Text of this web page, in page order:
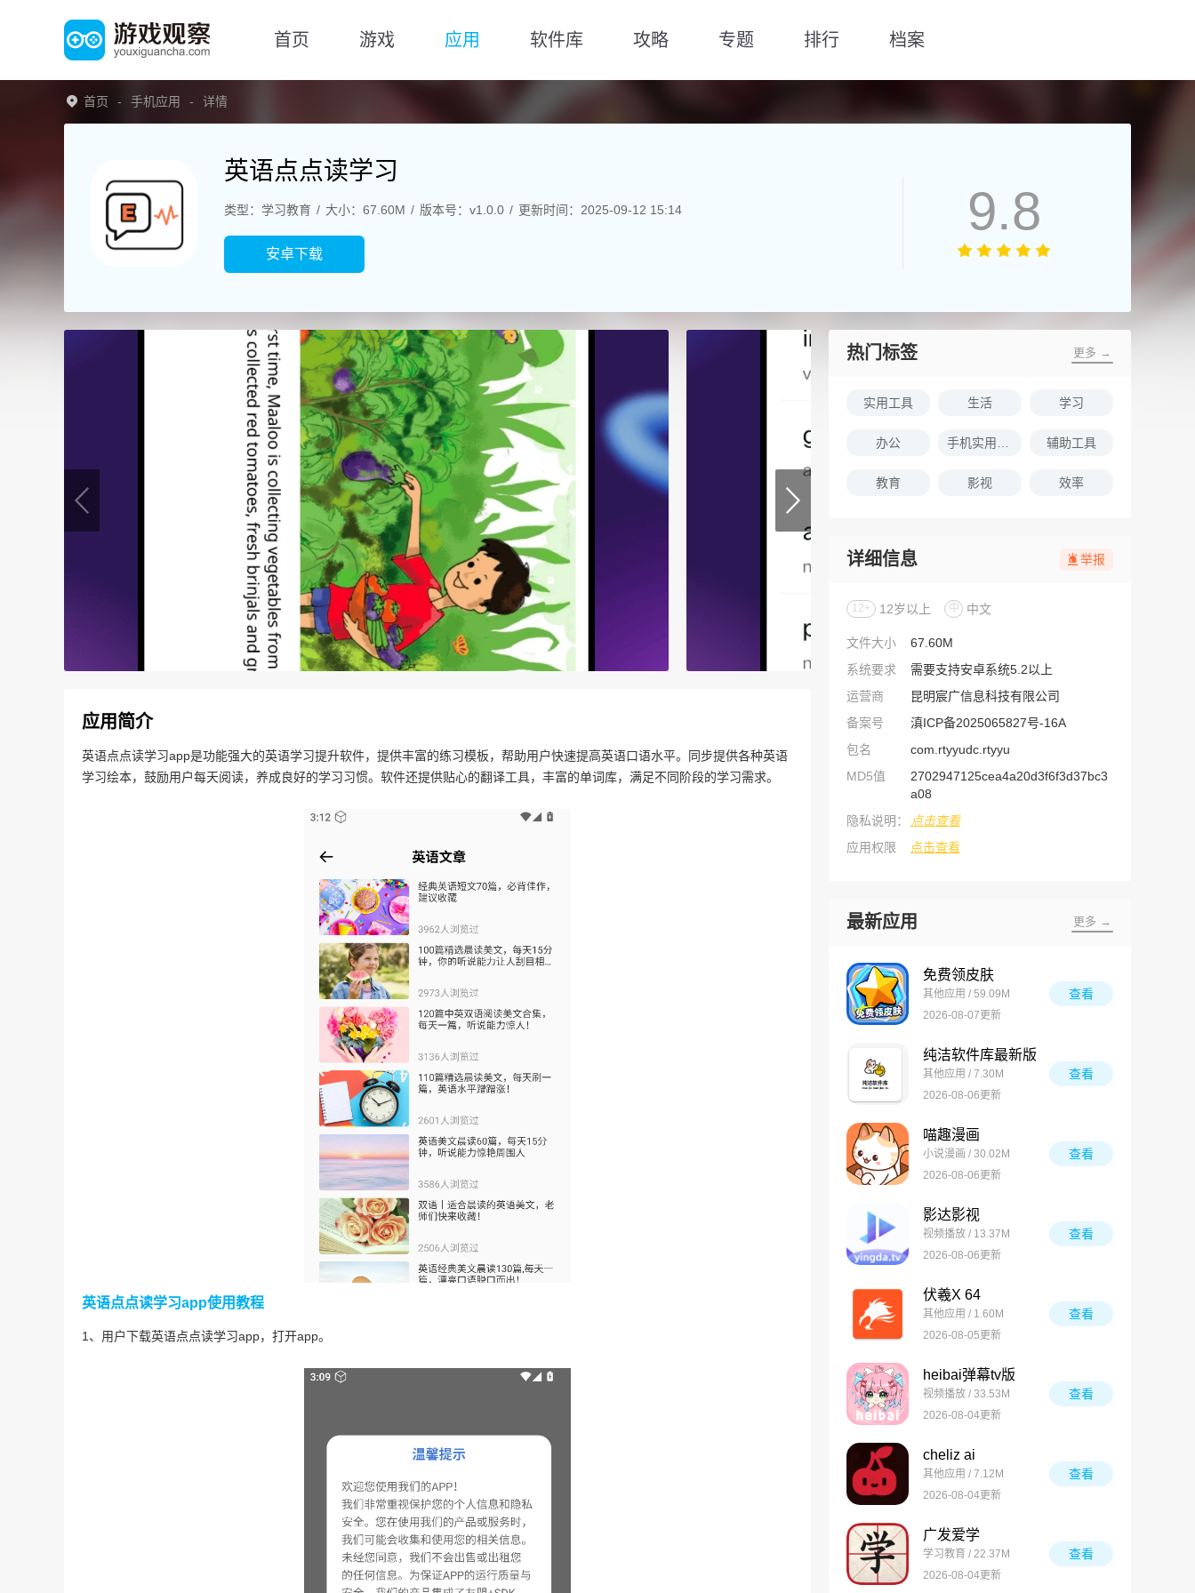
首页 游戏 应用 软件库 攻略 专题 排行 档案
首页 手机应用 详情
英语点点读学习
类型：学习教育 大小：67.60M 版本号：v1.0.0 更新时间：2025-09-12 15:14
安卓下载
9.8
应用简介
英语点点读学习app是功能强大的英语学习提升软件，提供丰富的练习模板，帮助用户快速提高英语口语水平。同步提供各种英语
学习绘本，鼓励用户每天阅读，养成良好的学习习惯。软件还提供贴心的翻译工具，丰富的单词库，满足不同阶段的学习需求。
英语点点读学习app使用教程
1、用户下载英语点点读学习app，打开app。
热门标签 更多 →
实用工具 生活 学习
办公 辅助工具
教育 影视 效率
详细信息 举报
12+ 12岁以上 中 中文
文件大小
67.60M
系统要求
需要支持安卓系统5.2以上
运营商
昆明宸广信息科技有限公司
备案号
滇ICP备2025065827号-16A
包名
com.rtyyudc.rtyyu
MD5值
2702947125cea4a20d3f6f3d37bc3
a08
隐私说明：
点击查看
应用权限
点击查看
最新应用 更多 →
免费领皮肤
其他应用 / 59.09M
2026-08-07更新
查看
纯洁软件库最新版
其他应用 / 7.30M
2026-08-06更新
查看
喵趣漫画
小说漫画 / 30.02M
2026-08-06更新
查看
影达影视
视频播放 / 13.37M
2026-08-06更新
查看
伏羲X 64
其他应用 / 1.60M
2026-08-05更新
查看
heibai弹幕tv版
视频播放 / 33.53M
2026-08-04更新
查看
cheliz ai
其他应用 / 7.12M
2026-08-04更新
查看
广发爱学
学习教育 / 22.37M
2026-08-04更新
查看